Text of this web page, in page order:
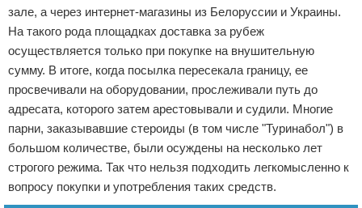
зале, а через интернет-магазины из Белоруссии и Украины.
На такого рода площадках доставка за рубеж
осуществляется только при покупке на внушительную
сумму. В итоге, когда посылка пересекала границу, ее
просвечивали на оборудовании, прослеживали путь до
адресата, которого затем арестовывали и судили. Многие
парни, заказывавшие стероиды (в том числе "Туринабол") в
большом количестве, были осуждены на несколько лет
строгого режима. Так что нельзя подходить легкомысленно к
вопросу покупки и употребления таких средств.